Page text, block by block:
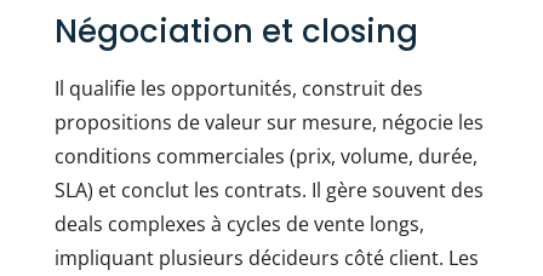
Négociation et closing
Il qualifie les opportunités, construit des
propositions de valeur sur mesure, négocie les
conditions commerciales (prix, volume, durée,
SLA) et conclut les contrats. Il gère souvent des
deals complexes à cycles de vente longs,
impliquant plusieurs décideurs côté client. Les